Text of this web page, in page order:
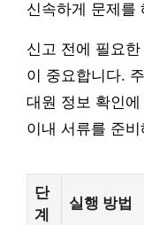
신속하게 문제를
신고 전에 필요
이 중요합니다.
대원 정보 확인
이내 서류를 준
단
계
실행 방법